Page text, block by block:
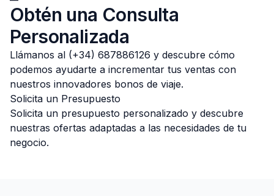
Obtén una Consulta
Personalizada
Llámanos al (+34) 687886126 y descubre cómo
podemos ayudarte a incrementar tus ventas con
nuestros innovadores bonos de viaje.
Solicita un Presupuesto
Solicita un presupuesto personalizado y descubre
nuestras ofertas adaptadas a las necesidades de tu
negocio.